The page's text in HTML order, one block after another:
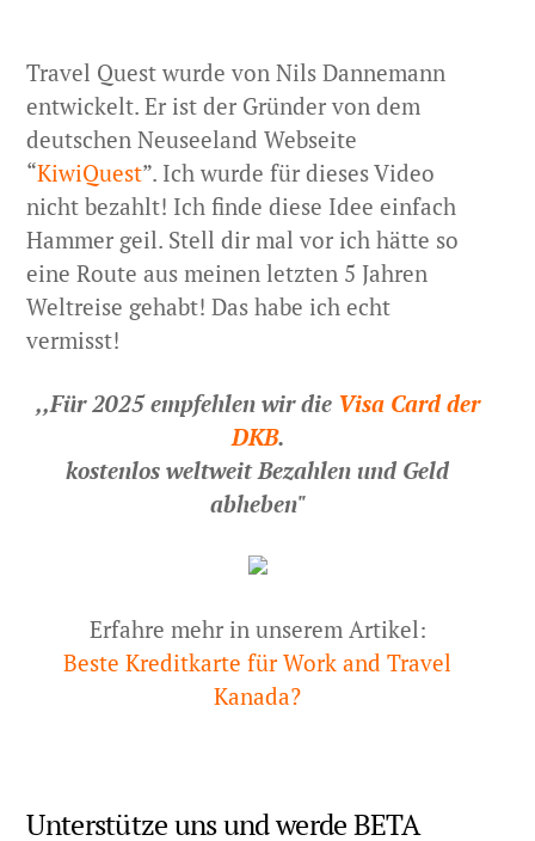
Travel Quest wurde von Nils Dannemann
entwickelt. Er ist der Gründer von dem
deutschen Neuseeland Webseite
“KiwiQuest”. Ich wurde für dieses Video
nicht bezahlt! Ich finde diese Idee einfach
Hammer geil. Stell dir mal vor ich hätte so
eine Route aus meinen letzten 5 Jahren
Weltreise gehabt! Das habe ich echt
vermisst!
,,Für 2025 empfehlen wir die Visa Card der
DKB.
kostenlos weltweit Bezahlen und Geld
abheben"
Erfahre mehr in unserem Artikel:
Beste Kreditkarte für Work and Travel
Kanada?
Unterstütze uns und werde BETA